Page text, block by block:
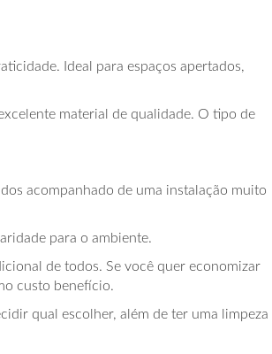
Ideal para espaços apertados,
material de qualidade. O tipo de
acompanhado de uma instalação muito
para o ambiente.
de todos. Se você quer economizar
custo benefício.
qual escolher, além de ter uma limpeza